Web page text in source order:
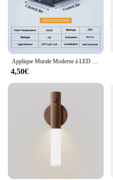
Applique Murale Moderne à LED pour Décoration de Documents, Luminaire d'Nik, de Couloir, de Salon, de Fond de Chambre à Coucher, Haut et Bas, 4W 6W 8W
4,50€